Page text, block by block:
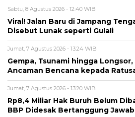
Sabtu, 8 Agustus 2026 - 12:40 WIB
Viral! Jalan Baru di Jampang
Disebut Lunak seperti Gulali
Jumat, 7 Agustus 2026 - 13:24 WIB
Gempa, Tsunami hingga Longsor,
Ancaman Bencana kepada
Jumat, 7 Agustus 2026 - 13:20 WIB
Rp8,4 Miliar Hak Buruh Belum
BBP Didesak Bertanggung Jawab